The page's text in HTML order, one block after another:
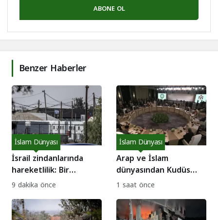
ABONE OL
Benzer Haberler
İsrail zindanlarında
hareketlilik: Bir
haftada 6 Suriyeli
İslam Dünyası
9 dakika önce
Arap ve İslam
dünyasından Kudüs
hamlesi: Ortak eylem
İslam Dünyası
1 saat önce